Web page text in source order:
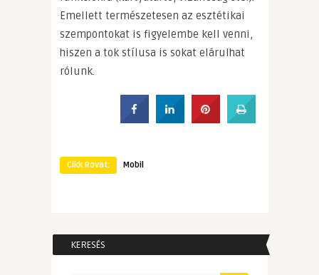
Emellett természetesen az esztétikai
szempontokat is figyelembe kell venni,
hiszen a tok stílusa is sokat elárulhat
rólunk.
Cikk Rovat: Mobil
KERESÉS